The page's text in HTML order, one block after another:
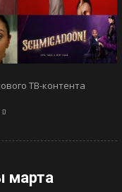
ТВ-контента
марта